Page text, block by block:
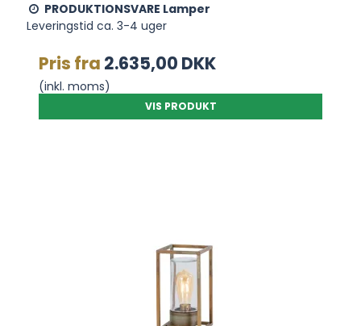
PRODUKTIONSVARE Lamper
Leveringstid ca. 3-4 uger
Pris fra 2.635,00 DKK
(inkl. moms)
VIS PRODUKT